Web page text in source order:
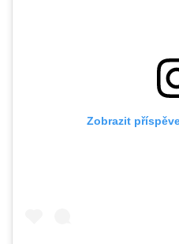
Zobrazit